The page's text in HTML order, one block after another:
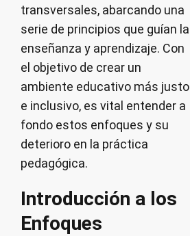
transversales, abarcando una
serie de principios que guían la
enseñanza y aprendizaje. Con
el objetivo de crear un
ambiente educativo más justo
e inclusivo, es vital entender a
fondo estos enfoques y su
deterioro en la práctica
pedagógica.
Introducción a los
Enfoques